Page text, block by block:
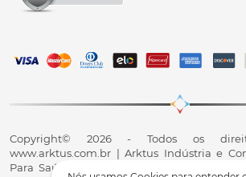
Copyright© 2026 - Todos os
www.arktus.com.br | Arktus Indústria e
Para Saúde Ltda | CNPJ: 01.417.367/0001-